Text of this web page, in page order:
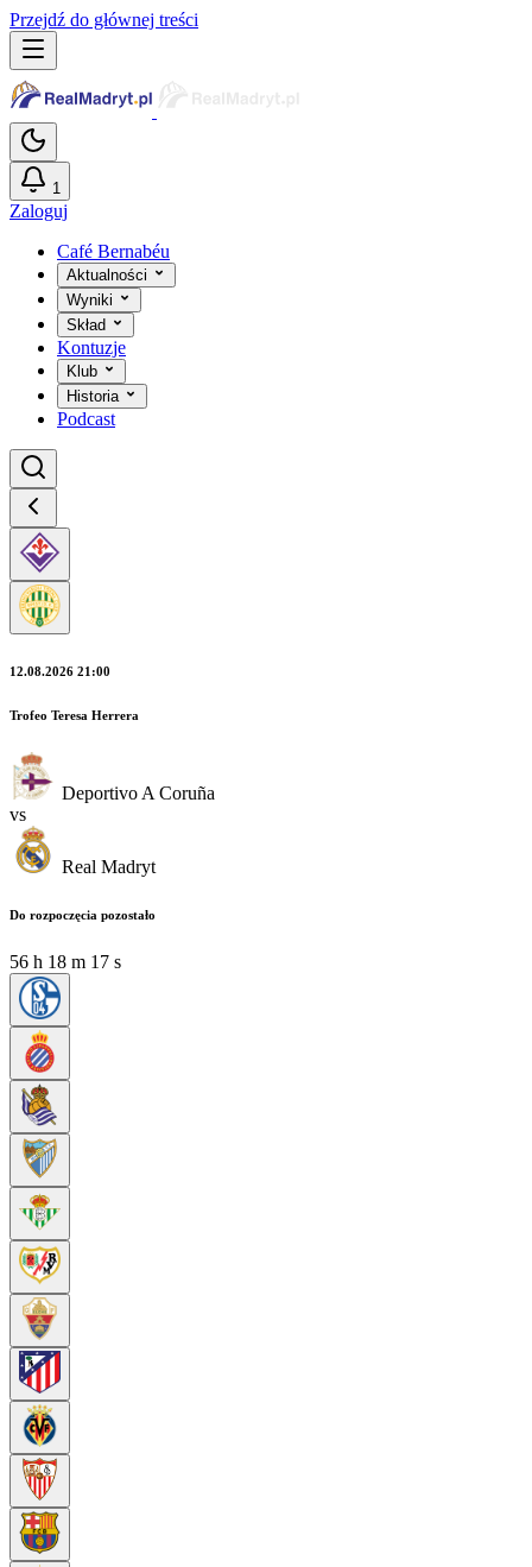
Przejdź do głównej treści
1
Zaloguj
Café Bernabéu
Aktualności
Wyniki
Skład
Kontuzje
Klub
Historia
Podcast
12.08.2026 21:00
Trofeo Teresa Herrera
Deportivo A Coruña
vs
Real Madryt
Do rozpoczęcia pozostało
56 h 18 m 17 s